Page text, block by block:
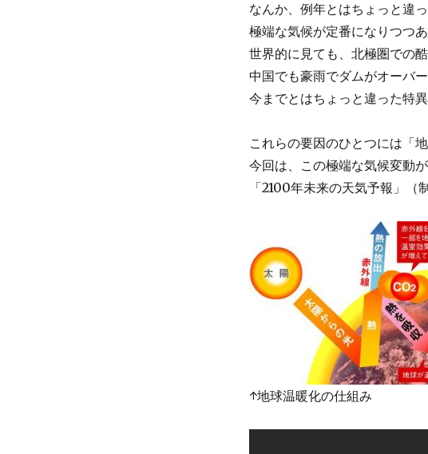
なんか、例年とはちょっと違っ
極端な気候が定番になりつつ
世界的に見ても、北極圏での酷
中国でも豪雨でダムがオーバ
今までとはちょっと違った特
これらの要因のひとつには「
今回は、この極端な気候変動
「2100年未来の天気予報」（
↑地球温暖化の仕組み